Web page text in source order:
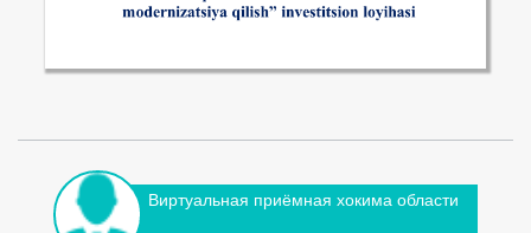
Виртуальная приёмная хокима области